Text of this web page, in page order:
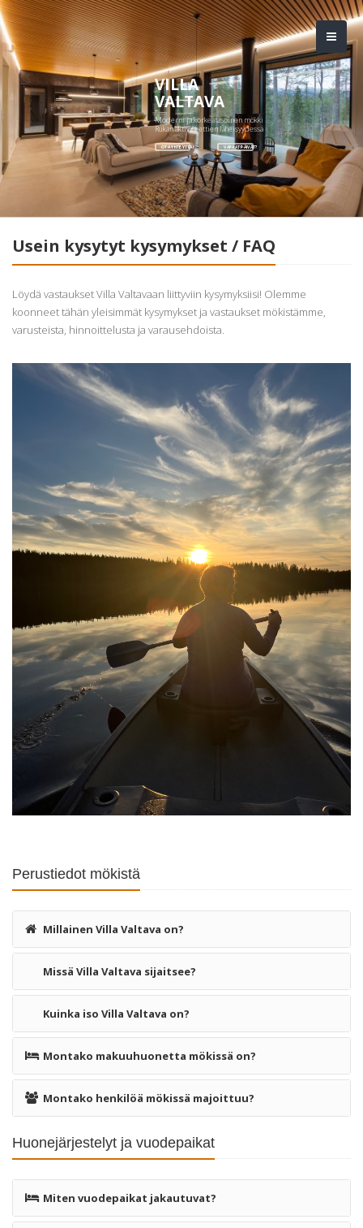
VILLA
VALTAVA
Moderni ja korkeatasoinen mökki
Rukan aktiviteettien läheisyydessä
OTA YHTEYTTÄ! VAPAAT PÄIVÄT?
Usein kysytyt kysymykset / FAQ
Löydä vastaukset Villa Valtavaan liittyviin kysymyksiisi! Olemme
koonneet tähän yleisimmät kysymykset ja vastaukset mökistämme,
varusteista, hinnoittelusta ja varausehdoista.
Perustiedot mökistä
Millainen Villa Valtava on?
Missä Villa Valtava sijaitsee?
Kuinka iso Villa Valtava on?
Montako makuuhuonetta mökissä on?
Montako henkilöä mökissä majoittuu?
Huonejärjestelyt ja vuodepaikat
Miten vuodepaikat jakautuvat?